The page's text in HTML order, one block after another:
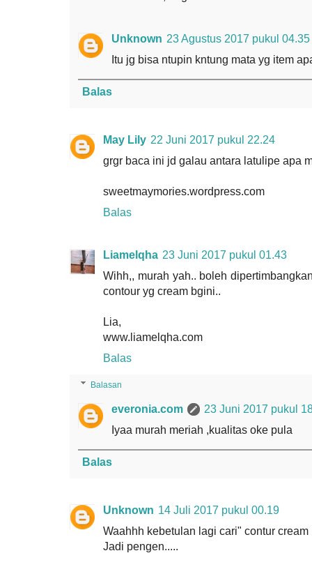
Unknown 23 Agustus 2017 pukul 04.35
Itu jg bisa ntupin kntung mata yg item
Balas
May Lily 22 Juni 2017 pukul 22.24
grgr baca ini jd galau antara latulipe apa
sweetmaymories.wordpress.com
Balas
Liamelqha 23 Juni 2017 pukul 01.43
Wihh,, murah yah.. boleh
contour yg cream bgini..
Lia,
www.liamelqha.com
Balas
Balasan
everonia.com
23 Juni 2017 pukul
Iyaa murah meriah ,kualitas oke pula
Balas
Unknown 14 Juli 2017 pukul 00.19
Waahhh kebetulan lagi cari" contur cream
Jadi pengen.....